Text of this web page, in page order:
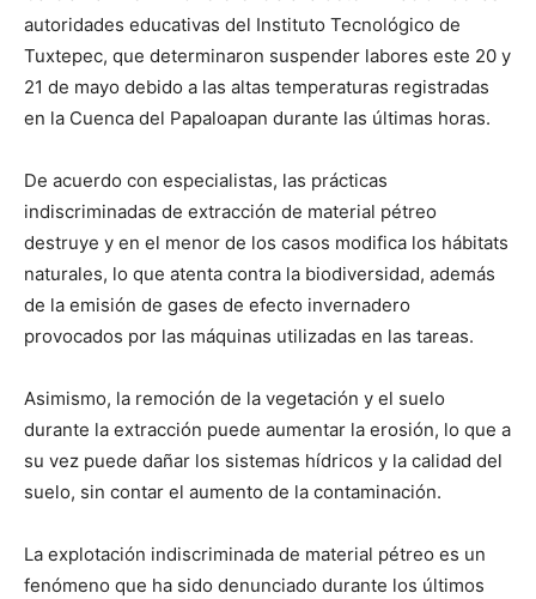
autoridades educativas del Instituto Tecnológico de
Tuxtepec, que determinaron suspender labores este 20 y
21 de mayo debido a las altas temperaturas registradas
en la Cuenca del Papaloapan durante las últimas horas.
De acuerdo con especialistas, las prácticas
indiscriminadas de extracción de material pétreo
destruye y en el menor de los casos modifica los hábitats
naturales, lo que atenta contra la biodiversidad, además
de la emisión de gases de efecto invernadero
provocados por las máquinas utilizadas en las tareas.
Asimismo, la remoción de la vegetación y el suelo
durante la extracción puede aumentar la erosión, lo que a
su vez puede dañar los sistemas hídricos y la calidad del
suelo, sin contar el aumento de la contaminación.
La explotación indiscriminada de material pétreo es un
fenómeno que ha sido denunciado durante los últimos